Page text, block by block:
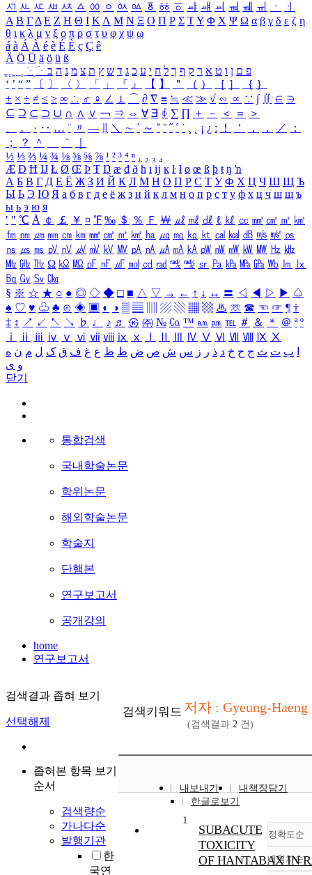
ㅺ ㅻ ㅼ ㅽ ㅾ ㅿ ㆀ ㆁ ㆂ ㆃ ㆄ ㆅ ㆆ ㆇ ㆈ ㆉ ㆊ ㆋ ㆌ ㆍ
ㆎ
Α Β ΓΔ Ε Ζ Η Θ Ι ΚΛ Μ Ν Ξ Ο Π Ρ Σ ΤΥ Φ Χ Ψ Ω α β γ δ ε ζ η
θ ι κ λ μ ν ξ ο π ρ σ τ υ φ χ ψ ω
á à Á À é è É È ç Ç ê
Ä Ö Ü ä ö ü ß
ִֶֹ ֻּ ׁׂ פ ם ן ו ט א ר ק ף ך ל ח י ע כ ג ד ש ץ ת צ מ נ ה ב
‘ ’ “ ” 〔 〕 〈 〉 「 」 『 』 【 】 ＂ （ ） ［ ］ ｛ ｝
± × ÷ ≠ ≤ ≥ ∞ ∴ ♂ ♀ ∠ ⊥ ⌒ ∂ ∇ ≡ ≒ ≪ ≫ √ ∽ ∝ ∵ ∫ ∬ ∈ ∋
⊆ ⊇ ⊂ ⊃ ∪ ∩ ∧ ∨ ￢ ⇒ ⇔ ∀ ∃ ∮ ∑ ∏ ＋ － ＜ ＝
＞
、
。 · ‥ … ¨ 〃 ― ＼ ∼ ´ ～ ˇ ˘ ˝ ˚ ˙ ¸ ¡ ¿ ː ！ ＇ ， ． ／
：
；
？ ＾ ｀
½ ⅓ ⅔ ¼ ¾ ⅛ ⅜ ⅝ ⅞ ¹ ² ³ ⁴ ⁿ ₁ ₂ ₃ ₄
Æ Ð Ħ Ĳ Ł Ø Œ Þ Ŧ Ŋ æ đ ð ħ ı ĳ ĸ ŀ ł ø œ ß þ ŧ ŋ ŉ
А Б В Г Д Е Ё Ж З И Й К Л М Н О П Р С Т У Ф Х Ц Ч Ш Щ Ъ
Ы Ь Э Ю Я а б в г д е ё ж з и й к л м н о п р с т у ф х ц ч ш щ ъ
ы ь э ю я
′ ″ ℃ Å ￠ ￡ ￥ ¤ ℉ ‰ ＄ ％ Ｆ ￦ ㎕ ㎖ ㎗ ℓ ㎘ ㏄ ㎣ ㎤ ㎥ ㎦
㎙ ㎚ ㎛ ㎜ ㎝ ㎞ ㎟ ㎠ ㎡ ㎢ ㏊ ㎍ ㎎ ㎏ ㏏ ㎈ ㎉ ㏈ ㎧ ㎨ ㎰
㎱ ㎲ ㎳ ㎴ ㎵ ㎶ ㎷ ㎸ ㎹ ㎀ ㎁ ㎂ ㎃ ㎄ ㎺ ㎻ ㎽ ㎾ ㎿ ㎐ ㎑
㎒ ㎓ ㎔ Ω ㏀ ㏁ ㎊ ㎋ ㎌ ㏖ ㏅ ㎭ ㎮ ㎯ ㏛ ㎩ ㎪ ㎫ ㎬ ㏝ ㏐
㏓
㏃ ㏉ ㏜ ㏆
§ ※ ☆ ★ ○ ● ◎ ◇ ◆ □ ■ △ ▽ → ← ↑ ↓ ↔ 〓 ◁ ◀ ▷ ▶ ♤
♠ ♡ ♥ ♧ ♣ ⊙ ◈ ▣ ◐ ◑ ▒ ▤ ▨ ▧ ▦ ▩ ♨ ☏ ☎ ☜ ☞ ¶ †
‡ ↕ ↗ ↙ ↖ ↘ ♭ ♩ ♪ ♬ ㉿ ㈜ № ㏇ ™ ㏂ ㏘ ℡ ＃ ＆ ＊ ＠ ª º
ⅰ
ⅱ ⅲ ⅳ ⅴ ⅵ ⅶ ⅷ ⅸ ⅹ Ⅳ Ⅴ Ⅵ Ⅶ Ⅷ Ⅸ Ⅹ
ب ت ث ج ح خ د ذ ر ز س ش ص ض ط ظ ع غ ف ق ک ل م ن ه
و ی
닫기
통합검색
국내학술논문
학위논문
해외학술논문
학술지
단행본
연구보고서
공개강의
home
연구보고서
검색결과 좁혀 보기
선택해제
좁혀본 항목 보기
순서
검색량순
가나다순
발행기관
한
국연
검색키워드 저자 : Gyeung-Haeng
(검색결과 2 건)
내보내기
내책장담기
한글로보기
정확도순
정
내림차순
1
SUBACUTE
TOXICITY
OF HANTABAX IN